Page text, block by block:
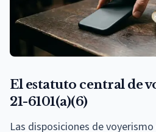
El estatuto central de
21-6101(a)(6)
Las disposiciones de